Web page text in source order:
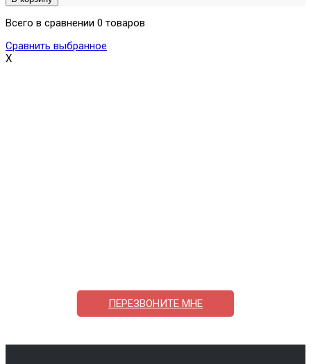
Всего в сравнении 0 товаров
Сравнить выбранное
X
ПЕРЕЗВОНИТЕ МНЕ